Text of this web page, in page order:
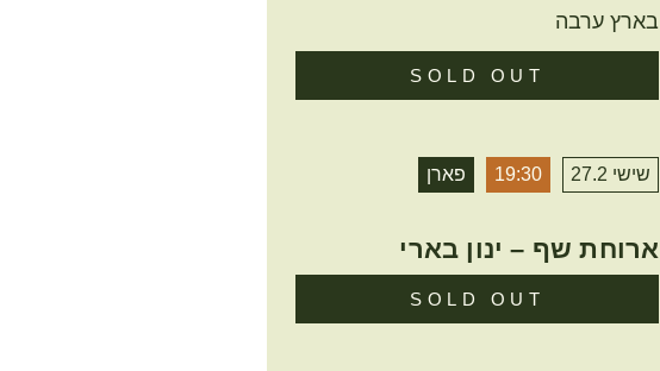
בארץ ערבה
SOLD OUT
שישי 27.2 19:30 פארן
ארוחת שף – ינון בארי
SOLD OUT